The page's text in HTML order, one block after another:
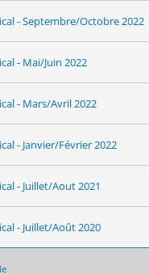
- Septembre/Octobre 2022
- Mai/Juin 2022
- Mars/Avril 2022
- Janvier/Février 2022
- Juillet/Aout 2021
- Juillet/Août 2020